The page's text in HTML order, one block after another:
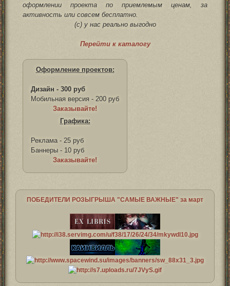
оформлении проекта по приемлемым ценам, за
активность или совсем бесплатно.
(с) у нас реально выгодно
Перейти к каталогу
Оформление проектов:
Дизайн - 300 руб
Мобильная версия - 200 руб
Заказывайте!
Графика:
Реклама - 25 руб
Баннеры - 10 руб
Заказывайте!
ПОБЕДИТЕЛИ РОЗЫГРЫША "САМЫЕ ВАЖНЫЕ" за март